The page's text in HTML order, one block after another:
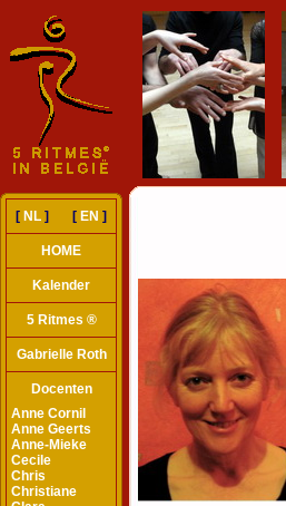
[ NL ] [ EN ]
HOME
Kalender
5 Ritmes ®
Gabrielle Roth
Docenten
Anne Cornil
Anne Geerts
Anne-Mieke
Cecile
Chris
Christiane